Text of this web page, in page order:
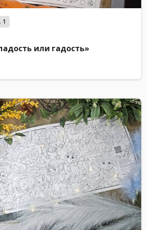
1
или гадость»